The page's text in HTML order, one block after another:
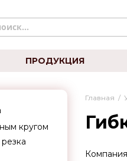
ПРОДУКЦИЯ
кругом
Главная /